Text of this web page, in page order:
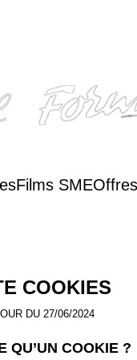
Films SME
COOKIES
DU 27/06/2024
QU’UN COOKIE ?